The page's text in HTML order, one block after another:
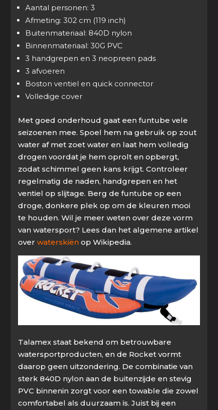
Aantal personen: 3
Afmeting: 302 cm (119 inch)
Buitenmateriaal: 840D nylon
Binnenmateriaal: 30G PVC
3 handgrepen en 3 neopreen pads
3 afvoeren
Boston ventiel en quick connector
Volledige cover
Met goed onderhoud gaat een funtube vele
seizoenen mee. Spoel hem na gebruik op zout
water af met zoet water en laat hem volledig
drogen voordat je hem oprolt en opbergt,
zodat schimmel geen kans krijgt. Controleer
regelmatig de naden, handgrepen en het
ventiel op slijtage. Berg de funtube op een
droge, donkere plek op om de kleuren mooi
te houden. Wil je meer weten over deze vorm
van watersport? Lees dan het algemene artikel
overwaterskiën op Wikipedia.
Talamex staat bekend om betrouwbare
watersportproducten, en de Rocket vormt
daarop geen uitzondering. De combinatie van
sterk 840D nylon aan de buitenzijde en stevig
PVC binnenin zorgt voor een towable die zowel
comfortabel als duurzaam is. Juist bij een